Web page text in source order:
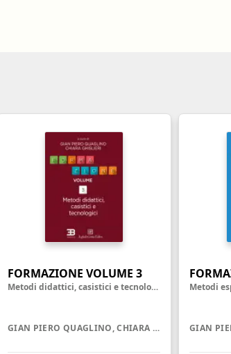
FORMAZIONE VOLUME 3
Metodi didattici, casistici e tecnologici
GIAN PIERO QUAGLINO, CHIARA GHISLIERI